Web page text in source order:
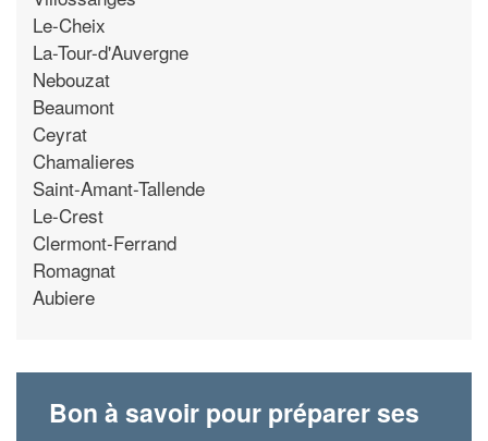
Le-Cheix
La-Tour-d'Auvergne
Nebouzat
Beaumont
Ceyrat
Chamalieres
Saint-Amant-Tallende
Le-Crest
Clermont-Ferrand
Romagnat
Aubiere
Bon à savoir pour préparer ses